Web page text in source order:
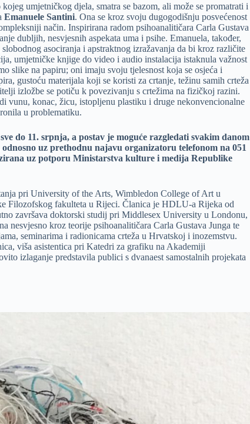
umjetničkog djela, smatra se bazom, ali može se promatrati i
Emanuele Santini. Ona se kroz svoju dugogodišnju posvećenost
način. Inspirirana radom psihoanalitičara Carla Gustava
dubljih, nesvjesnih aspekata uma i psihe. Emanuela, također,
asociranja i apstraktnog izražavanja da bi kroz različite
umjetničke knjige do video i audio instalacija istaknula važnost
slike na papiru; oni imaju svoju tjelesnost koja se osjeća i
gustoću materijala koji se koristi za crtanje, težinu samih crteža
izložbe se potiču k povezivanju s crtežima na fizičkoj razini.
vunu, konac, žicu, istopljenu plastiku i druge nekonvencionalne
u problematiku.
do 11. srpnja, a postav je moguće razgledati svakim danom
uz prethodnu najavu organizatoru telefonom na 051
uz potporu Ministarstva kulture i medija Republike
pri University of the Arts, Wimbledon College of Art u
Filozofskog fakulteta u Rijeci. Članica je HDLU-a Rijeka od
završava doktorski studij pri Middlesex University u Londonu,
nesvjesno kroz teorije psihoanalitičara Carla Gustava Junga te
seminarima i radionicama crteža u Hrvatskoj i inozemstvu.
viša asistentica pri Katedri za grafiku na Akademiji
izlaganje predstavila publici s dvanaest samostalnih projekata